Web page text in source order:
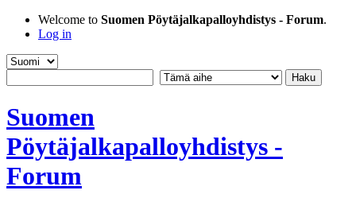
Welcome to Suomen Pöytäjalkapalloyhdistys - Forum.
Log in
Suomen
Pöytäjalkapalloyhdistys -
Forum